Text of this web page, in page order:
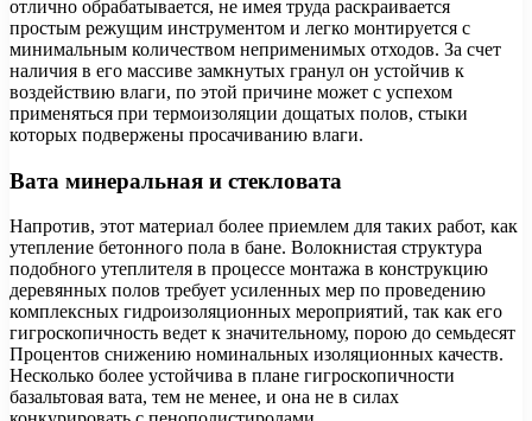
отлично обрабатывается, не имея труда раскраивается
простым режущим инструментом и легко монтируется с
минимальным количеством неприменимых отходов. За счет
наличия в его массиве замкнутых гранул он устойчив к
воздействию влаги, по этой причине может с успехом
применяться при термоизоляции дощатых полов, стыки
которых подвержены просачиванию влаги.
Вата минеральная и стекловата
Напротив, этот материал более приемлем для таких работ, как
утепление бетонного пола в бане. Волокнистая структура
подобного утеплителя в процессе монтажа в конструкцию
деревянных полов требует усиленных мер по проведению
комплексных гидроизоляционных мероприятий, так как его
гигроскопичность ведет к значительному, порою до семьдесят
Процентов снижению номинальных изоляционных качеств.
Несколько более устойчива в плане гигроскопичности
базальтовая вата, тем не менее, и она не в силах